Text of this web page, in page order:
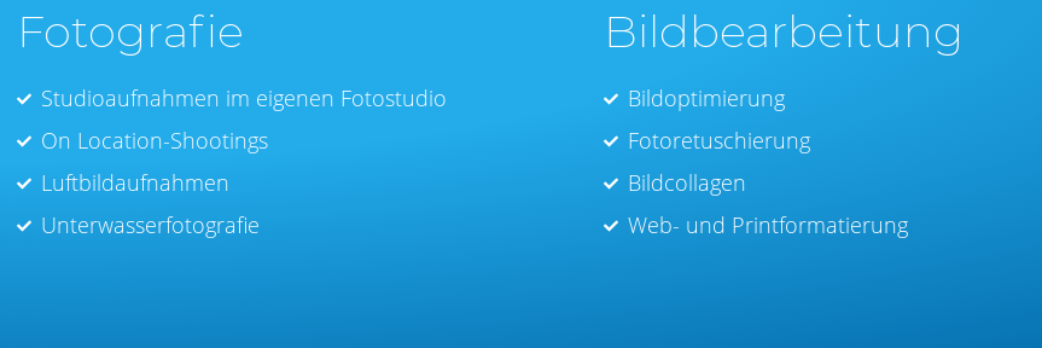
Fotografie
Studioaufnahmen im eigenen Fotostudio
On Location-Shootings
Luftbildaufnahmen
Unterwasserfotografie
Bildbearbeitung
Bildoptimierung
Fotoretuschierung
Bildcollagen
Web- und Printformatierung